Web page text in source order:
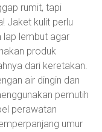
rumit, tapi
Jaket kulit perlu
lap lembut agar
produk
dari keretakan.
air dingin dan
pemutih
perawatan
umur